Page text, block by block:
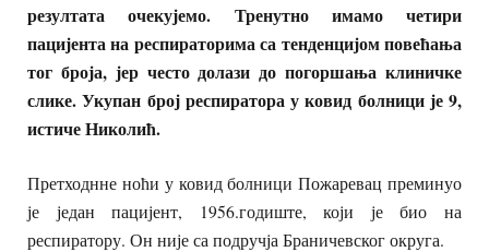
резултата очекујемо. Тренутно имамо четири
пацијента на респираторима са тенденцијом повећања
тог броја, јер често долази до погоршања клиничке
слике. Укупан број респиратора у ковид болници је 9,
истиче Николић.
Претходнне ноћи у ковид болници Пожаревац преминуо
је један пацијент, 1956.годиште, који је био на
респиратору. Он није са подручја Браничевског округа.